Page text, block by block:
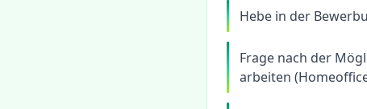
Hebe in der
Frage nach der
arbeiten